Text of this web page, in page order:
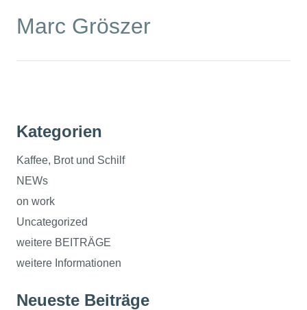
Marc Gröszer
Kategorien
Kaffee, Brot und Schilf
NEWs
on work
Uncategorized
weitere BEITRÄGE
weitere Informationen
Neueste Beiträge